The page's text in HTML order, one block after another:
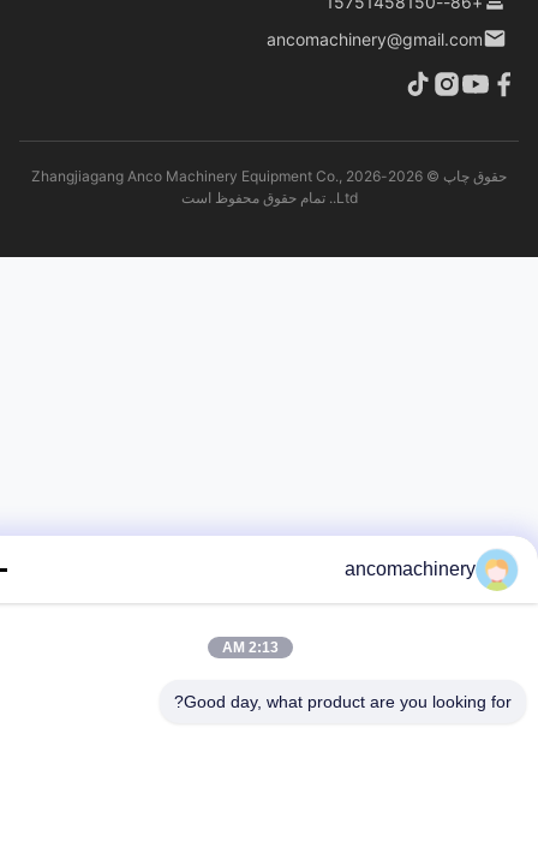
ancomachinery@gmail.com
حقوق چاپ © 2026-2026 Zhangjiagang Anco Machinery Equipment Co.,
ancomachinery
2:13 AM
Good day, what product are you looking